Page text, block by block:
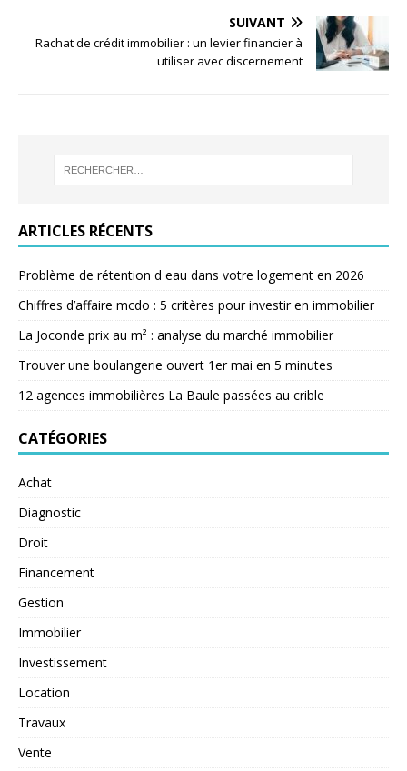
SUIVANT
Rachat de crédit immobilier : un levier financier à
utiliser avec discernement
ARTICLES RÉCENTS
Problème de rétention d eau dans votre logement en 2026
Chiffres d’affaire mcdo : 5 critères pour investir en immobilier
La Joconde prix au m² : analyse du marché immobilier
Trouver une boulangerie ouvert 1er mai en 5 minutes
12 agences immobilières La Baule passées au crible
CATÉGORIES
Achat
Diagnostic
Droit
Financement
Gestion
Immobilier
Investissement
Location
Travaux
Vente